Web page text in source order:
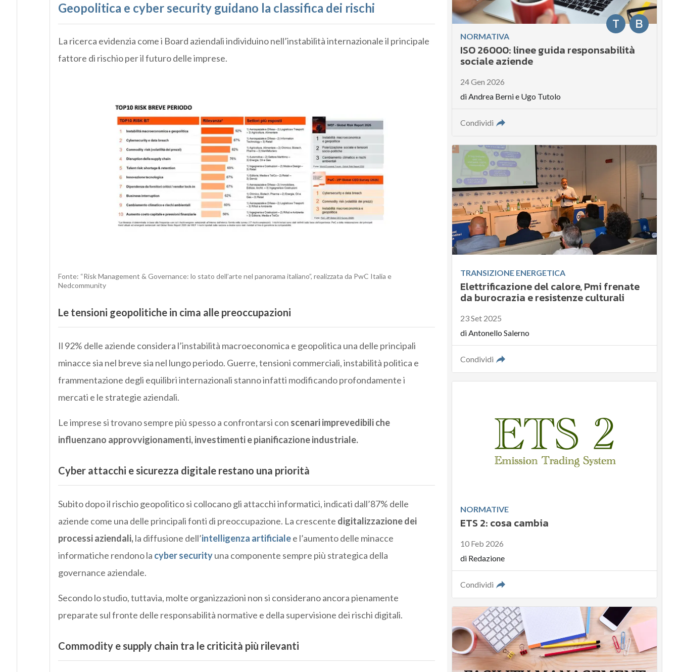
Geopolitica e cyber security guidano la classifica dei rischi
La ricerca evidenzia come i Board aziendali individuino nell’instabilità internazionale il principale
fattore di rischio per il futuro delle imprese.
Fonte: “Risk Management & Governance: lo stato dell’arte nel panorama italiano”, realizzata da PwC Italia e
Nedcommunity
Le tensioni geopolitiche in cima alle preoccupazioni
Il 92% delle aziende considera l’instabilità macroeconomica e geopolitica una delle principali
minacce sia nel breve sia nel lungo periodo. Guerre, tensioni commerciali, instabilità politica e
frammentazione degli equilibri internazionali stanno infatti modificando profondamente i
mercati e le strategie aziendali.
Le imprese si trovano sempre più spesso a confrontarsi con scenari imprevedibili che
influenzano approvvigionamenti, investimenti e pianificazione industriale.
Cyber attacchi e sicurezza digitale restano una priorità
Subito dopo il rischio geopolitico si collocano gli attacchi informatici, indicati dall’87% delle
aziende come una delle principali fonti di preoccupazione. La crescente digitalizzazione dei
processi aziendali,la diffusione dell’intelligenza artificialee l’aumento delle minacce
informatiche rendono la cyber securityuna componente sempre più strategica della
governance aziendale.
Secondo lo studio, tuttavia, molte organizzazioni non si considerano ancora pienamente
preparate sul fronte delle responsabilità normative e della supervisione dei rischi digitali.
Commodity e supply chain tra le criticità più rilevanti
B
T
NORMATIVA
ISO 26000: linee guida responsabilità
sociale aziende
24 Gen 2026
diAndrea Bernie Ugo Tutolo
Condividi
TRANSIZIONE ENERGETICA
Elettrificazione del calore, Pmi frenate
da burocrazia e resistenze culturali
23 Set 2025
diAntonello Salerno
Condividi
NORMATIVE
ETS 2: cosa cambia
10 Feb 2026
di Redazione
Condividi